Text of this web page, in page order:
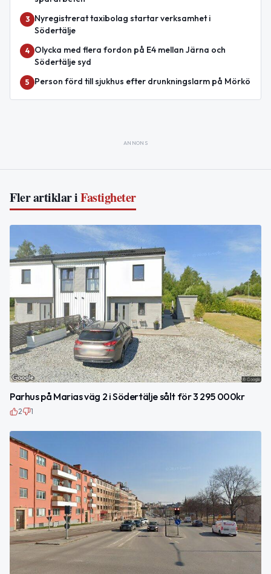
3
Nyregistrerat taxibolag startar verksamhet i
Södertälje
4
Olycka med flera fordon på E4 mellan Järna och
Södertälje syd
5 Person förd till sjukhus efter drunkningslarm på Mörkö
ANNONS
Fler artiklar iFastigheter
Parhus på Marias väg 2 i Södertälje sålt för 3 295 000kr
2 1